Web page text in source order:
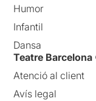
Humor
Infantil
Dansa
Teatre
Atenció al client
Avís legal